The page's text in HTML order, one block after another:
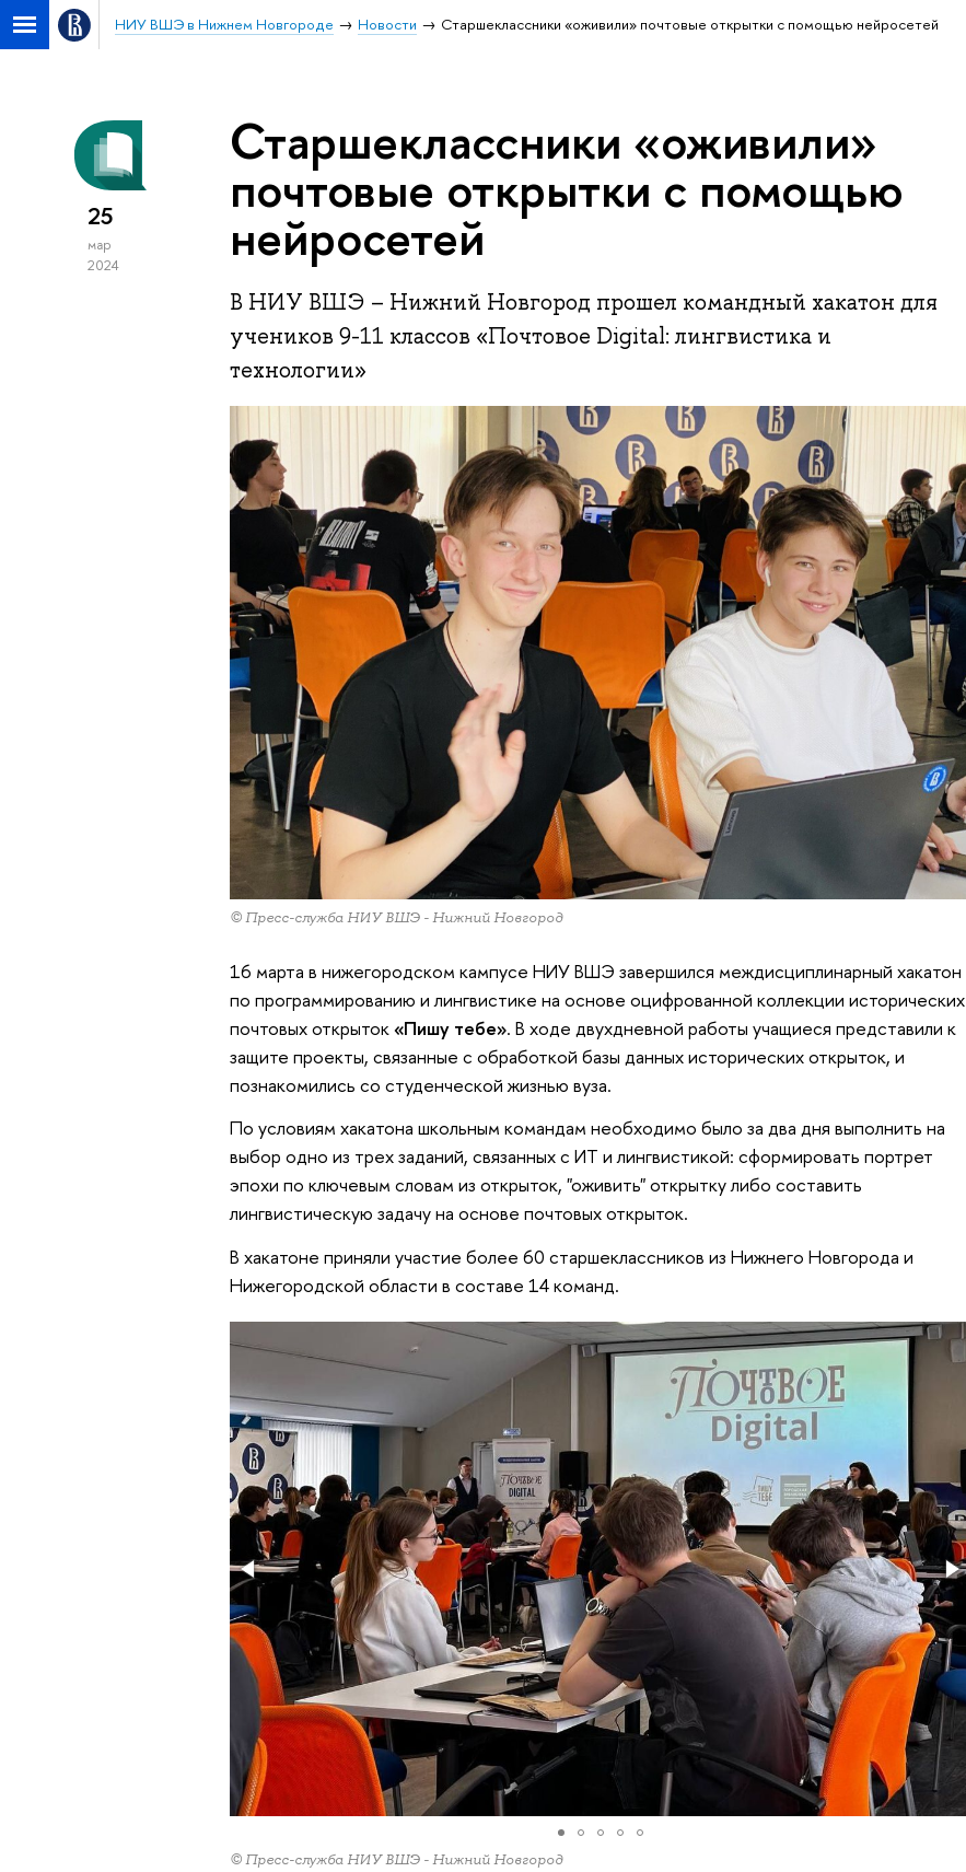
НИУ ВШЭ в Нижнем Новгороде Новости Старшеклассники «оживили» почтовые открытки с помощью нейросетей
25
мар
2024
Старшеклассники «оживили»
почтовые открытки с помощью
нейросетей
В НИУ ВШЭ – Нижний Новгород прошел командный хакатон для
учеников 9-11 классов «Почтовое Digital: лингвистика и
технологии»
© Пресс-служба НИУ ВШЭ - Нижний Новгород
16 марта в нижегородском кампусе НИУ ВШЭ завершился междисциплинарный хакатон
по программированию и лингвистике на основе оцифрованной коллекции исторических
почтовых открыток«Пишу тебе». В ходе двухдневной работы учащиеся представили к
защите проекты, связанные с обработкой базы данных исторических открыток, и
познакомились со студенческой жизнью вуза.
По условиям хакатона школьным командам необходимо было за два дня выполнить на
выбор одно из трех заданий, связанных с ИТ и лингвистикой: сформировать портрет
эпохи по ключевым словам из открыток, "оживить" открытку либо составить
лингвистическую задачу на основе почтовых открыток.
В хакатоне приняли участие более 60 старшеклассников из Нижнего Новгорода и
Нижегородской области в составе 14 команд.
© Пресс-служба НИУ ВШЭ - Нижний Новгород